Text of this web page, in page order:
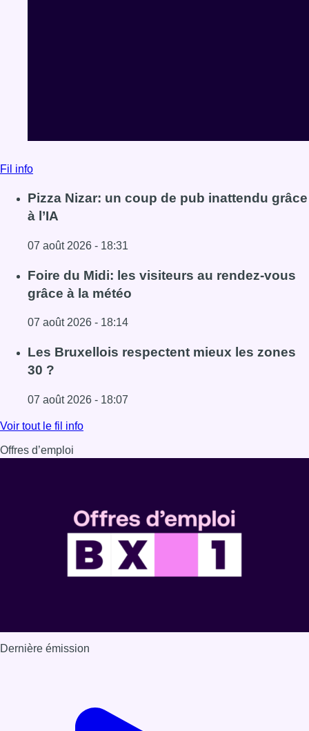
Fil info
Pizza Nizar: un coup de pub inattendu grâce
à l’IA
07 août 2026 - 18:31
Lire l'article Pizza Nizar: un coup de pub inattendu grâce
Foire du Midi: les visiteurs au rendez-vous
grâce à la météo
07 août 2026 - 18:14
Lire l'article Foire du Midi: les visiteurs au rendez-vous
Les Bruxellois respectent mieux les zones
30 ?
07 août 2026 - 18:07
Lire l'article Les Bruxellois respectent mieux les zones 30
Voir tout le fil info
Offres d’emploi
Dernière émission